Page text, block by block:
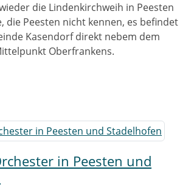
die Lindenkirchweih in Peesten
die Peesten nicht kennen, es befindet
Kasendorf direkt nebem dem
Oberfrankens.
in Peesten und